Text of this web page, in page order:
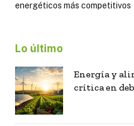
energéticos más competitivos
Lo último
Energía y
crítica en